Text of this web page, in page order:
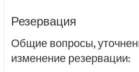
Резервация
Общие вопросы,
изменение резервации: